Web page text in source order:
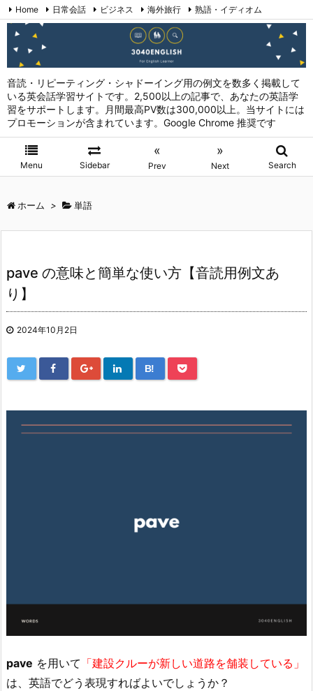
音読・リピーティング・シャドーイング用の例文を数多く掲載して
いる英会話学習サイトです。2,500以上の記事で、あなたの英語学
習をサポートします。月間最高PV数は300,000以上。当サイトには
プロモーションが含まれています。Google Chrome 推奨です
Menu Sidebar
«
Prev
»
Next Search
Home 日常会話 ビジネス 海外旅行
熟語・イディオム
英会話表現 (日本語→英語)
お問い合わせ
ホーム > 単語
pave の意味と簡単な使い方【音読用例文あ
り】
2024年10月2日
B!
pave を用いて 「建設クルーが新しい道路を舗装している」
は、英語でどう表現すればよいでしょうか？